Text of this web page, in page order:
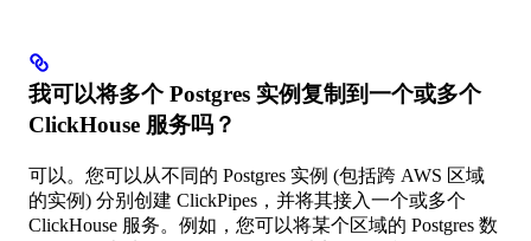
我可以将多个 Postgres 实例复制到一个或多个
ClickHouse 服务吗？
可以。您可以从不同的 Postgres 实例 (包括跨 AWS 区域
的实例) 分别创建 ClickPipes，并将其接入一个或多个
ClickHouse 服务。例如，您可以将某个区域的 Postgres 数